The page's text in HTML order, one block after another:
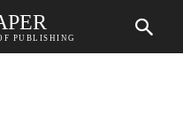
PUBLISHING